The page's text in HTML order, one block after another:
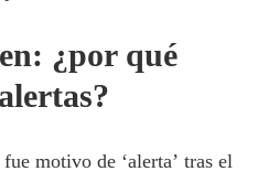
¿por qué
motivo de ‘alerta’ tras el